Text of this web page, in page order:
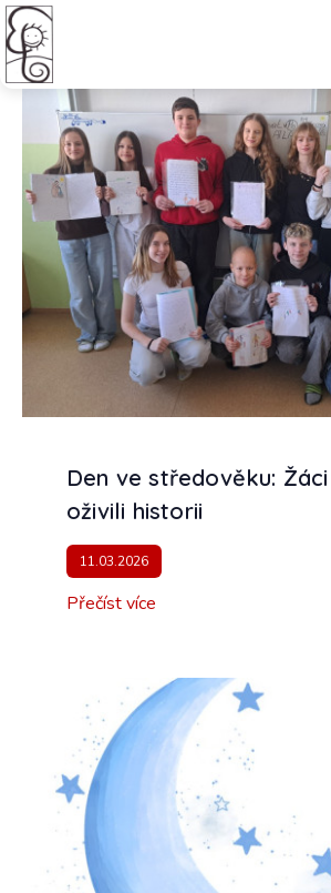
Den ve středověku: Žáci
oživili historii
11.03.2026
Přečíst více